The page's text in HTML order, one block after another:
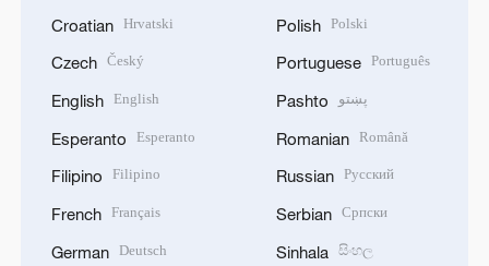
Croatian Hrvatski
Czech Český
English English
Esperanto Esperanto
Filipino Filipino
French Français
German Deutsch
Polish Polski
Portuguese Português
Pashto پښتو
Romanian Română
Russian Русский
Serbian Српски
Sinhala සිංහල